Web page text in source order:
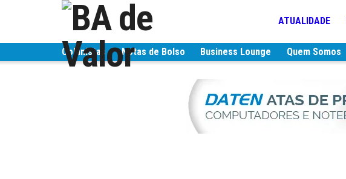
ATUALIDADE
Colunistas Notas de Bolso Business Lounge Quem Somos